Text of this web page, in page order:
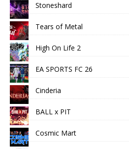
Stoneshard
Tears of Metal
High On Life 2
EA SPORTS FC 26
Cinderia
BALL x PIT
Cosmic Mart